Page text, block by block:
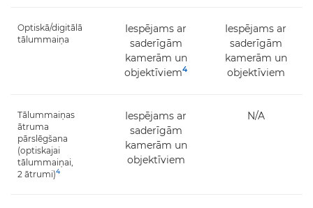
Optiskā/digitālā
tālummaiņa
Iespējams ar
saderīgām
kamerām un
objektīviem4
Iespējams ar
saderīgām
kamerām un
objektīviem
Tālummaiņas
ātruma
pārslēgšana
(optiskajai
tālummaiņai,
2 ātrumi)4
Iespējams ar
saderīgām
kamerām un
objektīviem
N/A